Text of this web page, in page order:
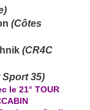
(Côtes
(CR4C
Sport 35)
le 21° TOUR